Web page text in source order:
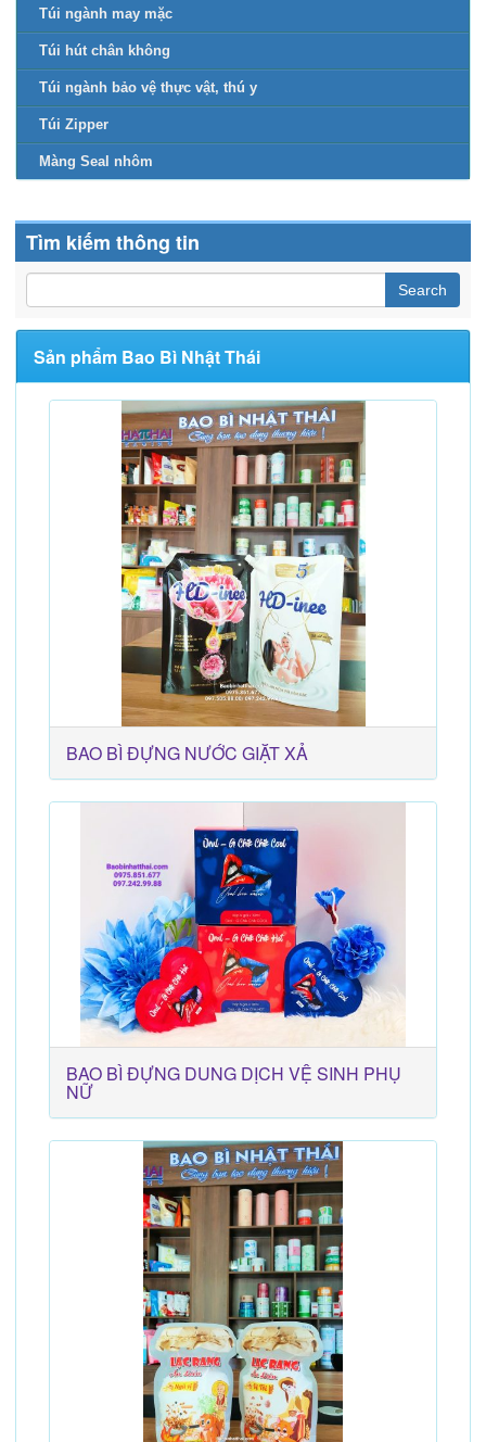
Túi ngành may mặc
Túi hút chân không
Túi ngành bảo vệ thực vật, thú y
Túi Zipper
Màng Seal nhôm
Tìm kiếm thông tin
Sản phẩm Bao Bì Nhật Thái
BAO BÌ ĐỰNG NƯỚC GIẶT XẢ
BAO BÌ ĐỰNG DUNG DỊCH VỆ SINH PHỤ
NỮ